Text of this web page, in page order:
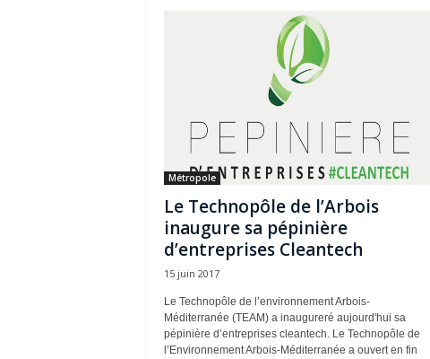
Métropole
Le Technopôle de l’Arbois
inaugure sa pépinière
d’entreprises Cleantech
15 juin 2017
Le Technopôle de l’environnement Arbois-
Méditerranée (TEAM) a inaugureré aujourd'hui sa
pépinière d’entreprises cleantech. Le Technopôle de
l’Environnement Arbois-Méditerranée a ouvert en fin